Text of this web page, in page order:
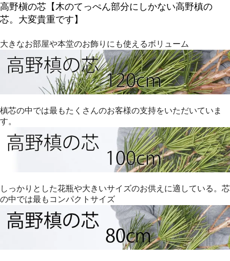
高野槇の芯【木のてっぺん部分にしかない高野槙の
芯。大変貴重です】
大きなお部屋や本堂のお飾りにも使えるボリューム
槙芯の中では最もたくさんのお客様の支持をいただいていま
す。
しっかりとした花瓶や大きいサイズのお供えに適している。芯
の中では最もコンパクトサイズ